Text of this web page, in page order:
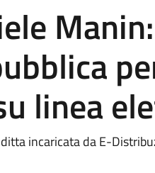
linea
incaricata da E-